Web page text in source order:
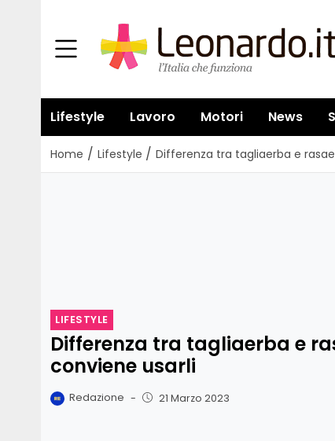
Lifestyle Lavoro Motori News
Home / Lifestyle / Differenza tra tagliaerba e
LIFESTYLE
Differenza tra tagliaerba e
conviene usarli
Redazione - 21 Marzo 2023